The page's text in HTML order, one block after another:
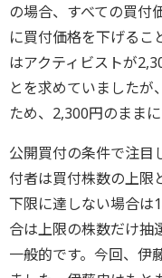
の場合、すべての買付
に買付価格を下げるこ
はアクティビストが
とを求めていましたが
ため、2,300円のままに
公開買付の条件で注目
付者は買付株数の上限
下限に達しない場合は
合は上限の株数だけ抽
一般的です。今回、伊